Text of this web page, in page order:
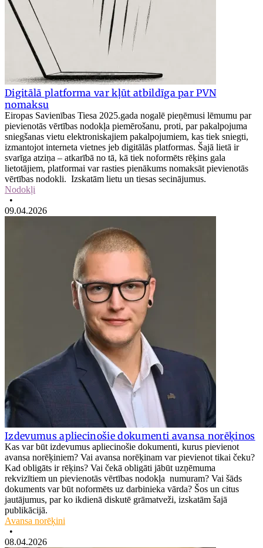
Digitālā platforma var kļūt atbildīga par PVN
nomaksu
Eiropas Savienības Tiesa 2025.gada nogalē pieņēmusi lēmumu par
pievienotās vērtības nodokļa piemērošanu, proti, par pakalpojuma
sniegšanas vietu elektroniskajiem pakalpojumiem, kas tiek sniegti,
izmantojot interneta vietnes jeb digitālās platformas. Šajā lietā ir
svarīga atziņa – atkarībā no tā, kā tiek noformēts rēķins gala
lietotājiem, platformai var rasties pienākums nomaksāt pievienotās
vērtības nodokli. Izskatām lietu un tiesas secinājumus.
Nodokļi
•
09.04.2026
Izdevumus apliecinošie dokumenti avansa norēķinos
Kas var būt izdevumus apliecinošie dokumenti, kurus pievienot
avansa norēķiniem? Vai avansa norēķinam var pievienot tikai čeku?
Kad obligāts ir rēķins? Vai čekā obligāti jābūt uzņēmuma
rekvizītiem un pievienotās vērtības nodokļa numuram? Vai šāds
dokuments var būt noformēts uz darbinieka vārda? Šos un citus
jautājumus, par ko ikdienā diskutē grāmatveži, izskatām šajā
publikācijā.
Avansa norēķini
•
08.04.2026